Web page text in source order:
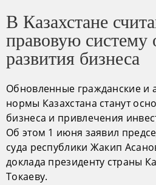
В Казахстане
правовую систему
развития бизнеса
Обновленные гражданские и
нормы Казахстана станут
бизнеса и привлечения
Об этом 1 июня заявил
суда республики Жакип
доклада президенту страны
Токаеву.